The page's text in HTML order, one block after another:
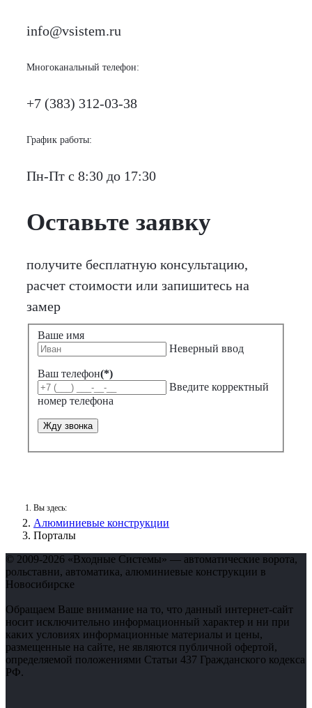
info@vsistem.ru
Многоканальный телефон:
+7 (383) 312-03-38
График работы:
Пн-Пт с 8:30 до 17:30
Оставьте заявку
получите бесплатную консультацию,
расчет стоимости или запишитесь на
замер
Ваше имя
Неверный ввод
Ваш телефон(*)
Введите корректный
номер телефона
Жду звонка
Вы здесь:
Алюминиевые конструкции
Порталы
© 2009-2026 «Входные Системы» — автоматические ворота,
рольставни, автоматика, алюминиевые конструкции в
Новосибирске
Обращаем Ваше внимание на то, что данный интернет-сайт
носит исключительно информационный характер и ни при
каких условиях информационные материалы и цены,
размещенные на сайте, не являются публичной офертой,
определяемой положениями Статьи 437 Гражданского кодекса
РФ.